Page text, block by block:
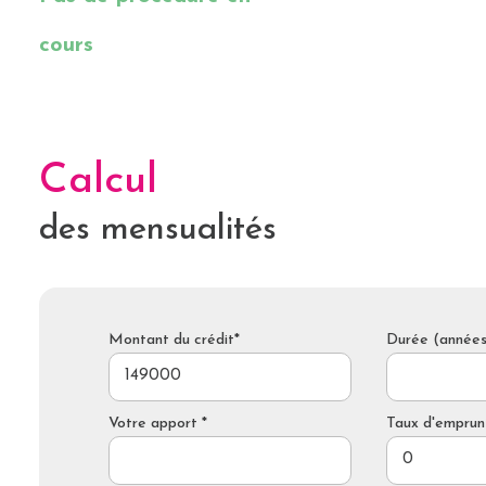
cours
Calcul
des mensualités
Montant du crédit* Durée
Votre apport * Taux